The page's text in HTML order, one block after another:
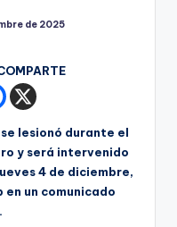
de 2025
lesionó durante el
y será intervenido
4 de diciembre,
en un comunicado